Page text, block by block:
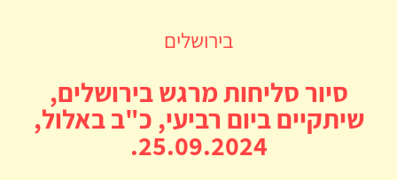
בירושלים
סיור סליחות מרגש בירושלים,
שיתקיים ביום רביעי, כ"ב באלול,
25.09.2024.